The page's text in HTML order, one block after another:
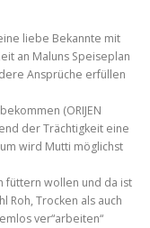
liebe Bekannte mit
an Maluns Speiseplan
Ansprüche erfüllen
(ORIJEN
der Trächtigkeit eine
wird Mutti möglichst
füttern wollen und da ist
Roh, Trocken als auch
ver“arbeiten“